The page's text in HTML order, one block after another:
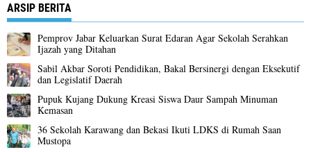
ARSIP BERITA
Pemprov Jabar Keluarkan Surat Edaran Agar Sekolah Serahkan
Ijazah yang Ditahan
Sabil Akbar Soroti Pendidikan, Bakal Bersinergi dengan Eksekutif
dan Legislatif Daerah
Pupuk Kujang Dukung Kreasi Siswa Daur Sampah Minuman
Kemasan
36 Sekolah Karawang dan Bekasi Ikuti LDKS di Rumah Saan
Mustopa